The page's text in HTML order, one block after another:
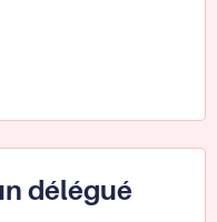
délégué